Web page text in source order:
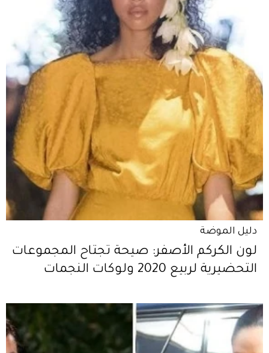
دليل الموضة
لون الكركم الأصفر: صيحة تجتاح المجموعات
التحضيرية لربيع 2020 ولوكات النجمات